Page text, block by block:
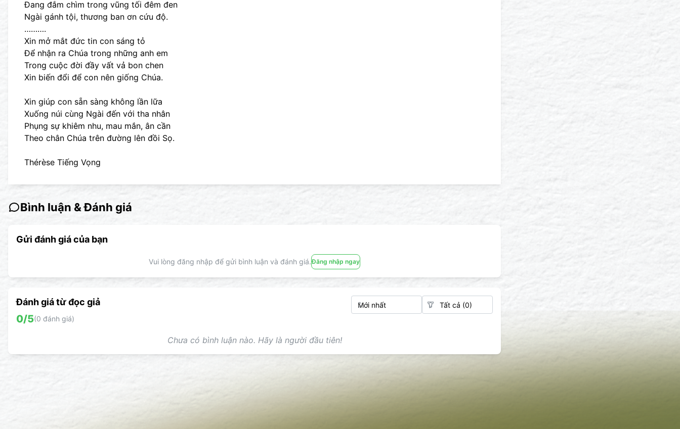
Đang đắm chìm trong vũng tối đêm đen
Ngài gánh tội, thương ban ơn cứu độ.
……….
Xin mở mắt đức tin con sáng tỏ
Để nhận ra Chúa trong những anh em
Trong cuộc đời đầy vất vả bon chen
Xin biến đổi để con nên giống Chúa.
Xin giúp con sẵn sàng không lần lữa
Xuống núi cùng Ngài đến với tha nhân
Phụng sự khiêm nhu, mau mắn, ân cần
Theo chân Chúa trên đường lên đồi Sọ.
Thérèse Tiếng Vọng
Bình luận & Đánh giá
Gửi đánh giá của bạn
Vui lòng đăng nhập để gửi bình luận và đánh giá.Đăng nhập ngay
Đánh giá từ đọc giả
0/5(0 đánh giá)
Chưa có bình luận nào. Hãy là người đầu tiên!